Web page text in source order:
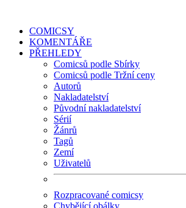
COMICSY
KOMENTÁŘE
PŘEHLEDY
Comicsů podle Sbírky
Comicsů podle Tržní ceny
Autorů
Nakladatelství
Původní nakladatelství
Sérií
Žánrů
Tagů
Zemí
Uživatelů
Rozpracované comicsy
Chybějící obálky